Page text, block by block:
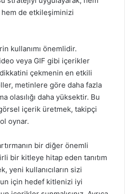
hem de etkileşiminizi
kullanımı önemlidir.
veya GIF gibi içerikler
dikkatini çekmenin en etkili
metinlere göre daha fazla
olasılığı daha yüksektir. Bu
içerik üretmek, takipçi
oynar.
bir diğer önemli
bir kitleye hitap eden tanıtım
yeni kullanıcıların sizi
için hedef kitlenizi iyi